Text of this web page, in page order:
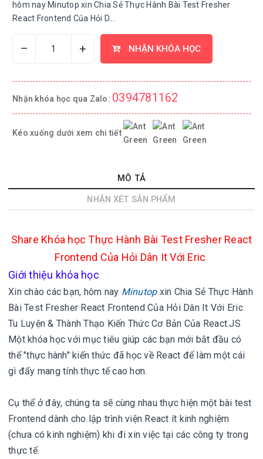
hôm nay Minutop xin Chia Sẻ Thực Hành Bài Test Fresher
React Frontend Của Hỏi D...
– + NHẬN KHÓA HỌC
Nhận khóa học qua Zalo: 0394781162
Kéo xuống dưới xem chi tiết
MÔ TẢ
NHẬN XÉT SẢN PHẨM
Share Khóa học Thực Hành Bài Test Fresher React
Frontend Của Hỏi Dân It Với Eric
Giới thiệu khóa học
Xin chào các bạn, hôm nay Minutop xin Chia Sẻ Thực Hành
Bài Test Fresher React Frontend Của Hỏi Dân It Với Eric
Tu Luyện & Thành Thạo Kiến Thức Cơ Bản Của React.JS
Một khóa học với mục tiêu giúp các bạn mới bắt đầu có
thể "thực hành" kiến thức đã học về React để làm một cái
gì đấy mang tính thực tế cao hơn.
Cụ thể ở đây, chúng ta sẽ cùng nhau thực hiện một bài test
Frontend dành cho lập trình viện React ít kinh nghiệm
(chưa có kinh nghiệm) khi đi xin việc tại các công ty trong
thực tế.